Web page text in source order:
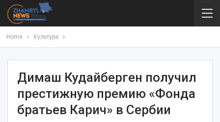
Home Культура
Димаш Кудайберген получил
престижную премию «Фонда
братьев Карич» в Сербии